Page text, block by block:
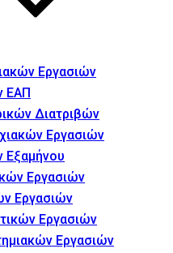
Εργασιών
ΕΑΠ
Διατριβών
Εργασιών
Εξαμήνου
Εργασιών
Εργασιών
Εργασιών
Εργασιών